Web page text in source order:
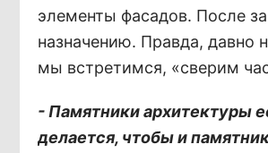
элементы фасадов. После
назначению. Правда, давно
мы встретимся, «сверим
- Памятники архитектуры
делается, чтобы и